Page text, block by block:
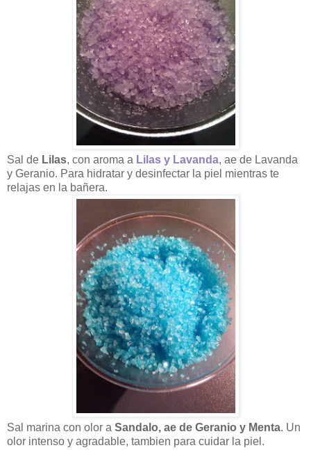
Sal de Lilas, con aroma a Lilas y Lavanda, ae de Lavanda
y Geranio. Para hidratar y desinfectar la piel mientras te
relajas en la bañera.
Sal marina con olor a Sandalo, ae de Geranio y Menta. Un
olor intenso y agradable, tambien para cuidar la piel.